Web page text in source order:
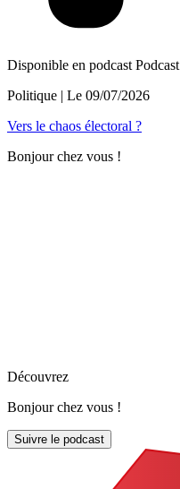
Disponible en podcast Podcast
Politique | Le 09/07/2026
Vers le chaos électoral ?
Bonjour chez vous !
Découvrez
Bonjour chez vous !
Suivre le podcast